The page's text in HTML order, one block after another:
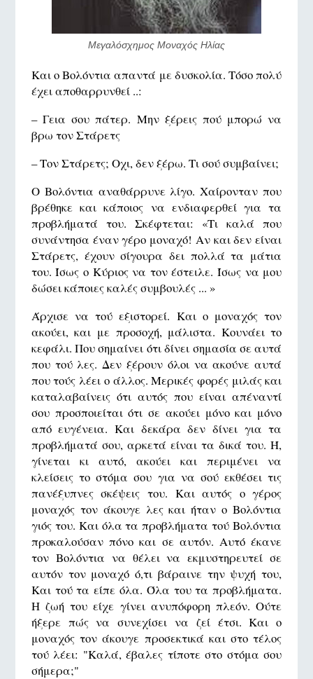
Μεγαλόσχημος Μοναχός Ηλίας
Και ο Βολόντια απαντά με δυσκολία. Τόσο πολύ
έχει αποθαρρυνθεί ..:
– Γεια σου πάτερ. Μην ξέρεις πού μπορώ να
βρω τον Στάρετς
– Τον Στάρετς; Οχι, δεν ξέρω. Τι σού συμβαίνει;
Ο Βολόντια αναθάρρυνε λίγο. Χαίρονταν που
βρέθηκε και κάποιος να ενδιαφερθεί για τα
προβλήματά του. Σκέφτεται: «Τι καλά που
συνάντησα έναν γέρο μοναχό! Αν και δεν είναι
Στάρετς, έχουν σίγουρα δει πολλά τα μάτια
του. Ίσως ο Κύριος να τον έστειλε. Ίσως να μου
δώσει κάποιες καλές συμβουλές ... »
Άρχισε να τού εξιστορεί. Και ο μοναχός τον
ακούει, και με προσοχή, μάλιστα. Κουνάει το
κεφάλι. Που σημαίνει ότι δίνει σημασία σε αυτά
που τού λες. Δεν ξέρουν όλοι να ακούνε αυτά
που τούς λέει ο άλλος. Μερικές φορές μιλάς και
καταλαβαίνεις ότι αυτός που είναι απέναντί
σου προσποιείται ότι σε ακούει μόνο και μόνο
από ευγένεια. Και δεκάρα δεν δίνει για τα
προβλήματά σου, αρκετά είναι τα δικά του. Ή,
γίνεται κι αυτό, ακούει και περιμένει να
κλείσεις το στόμα σου για να σού εκθέσει τις
πανέξυπνες σκέψεις του. Και αυτός ο γέρος
μοναχός τον άκουγε λες και ήταν ο Βολόντια
γιός του. Και όλα τα προβλήματα τού Βολόντια
προκαλούσαν πόνο και σε αυτόν. Αυτό έκανε
τον Βολόντια να θέλει να εκμυστηρευτεί σε
αυτόν τον μοναχό ό,τι βάραινε την ψυχή του,
Και τού τα είπε όλα. Όλα του τα προβλήματα.
Η ζωή του είχε γίνει ανυπόφορη πλεόν. Ούτε
ήξερε πώς να συνεχίσει να ζεί έτσι. Και ο
μοναχός τον άκουγε προσεκτικά και στο τέλος
τού λέει: "Καλά, έβαλες τίποτε στο στόμα σου
σήμερα;"